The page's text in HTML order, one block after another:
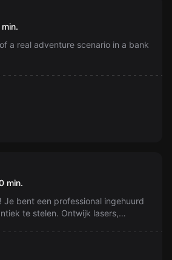
min.
a real adventure scenario in a bank
min.
Je bent een professional ingehuurd
te stelen. Ontwijk lasers,
beveiligingssysteem!